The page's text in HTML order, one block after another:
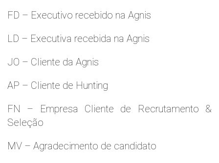
FD – Executivo recebido na Agnis
LD – Executiva recebida na Agnis
JO – Cliente da Agnis
AP – Cliente de Hunting
FN – Empresa Cliente de Recrutamento &
Seleção
MV – Agradecimento de candidato